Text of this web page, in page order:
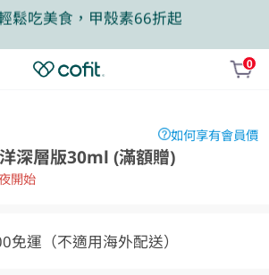
白飲，滿額再抽豪華住宿券
，專區商品任2件88折 0
如何享有會員價
深層版30ml (滿額贈)
開始
免運（不適用海外配送）